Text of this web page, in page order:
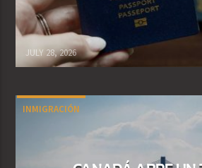
JULY 28, 2026
INMIGRACIÓN